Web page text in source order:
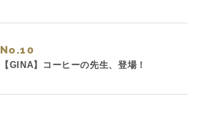
No.
【GINA】コーヒーの先生、登場！